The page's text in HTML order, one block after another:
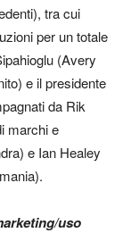
tra cui
per un totale
(Avery
e il presidente
da Rik
marchi e
e Ian Healey
uso